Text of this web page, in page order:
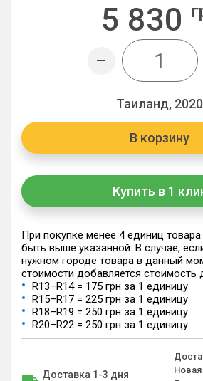
5 830
Таиланд, 2020
В корзину
Купить в 1
При покупке менее 4 единиц
быть выше указанной. В случае,
нужном городе товара в данный
стоимости добавляется стоимость
R13–R14 = 175 грн за 1 единицу
R15–R17 = 225 грн за 1 единицу
R18–R19 = 250 грн за 1 единицу
R20–R22 = 250 грн за 1 единицу
Доставка 1-3 дня